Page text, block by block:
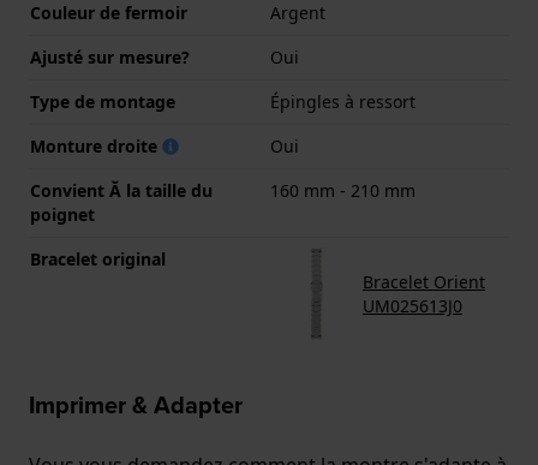
Couleur de fermoir
Argent
Ajusté sur mesure?
Oui
Type de montage
Épingles à ressort
Monture droite
Oui
Convient Ă la taille du
poignet
160 mm - 210 mm
Bracelet original
Bracelet Orient
UM025613J0
Imprimer & Adapter